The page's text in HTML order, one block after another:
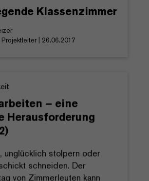
Klassenzimmer
| 26.06.2017
– eine
Herausforderung
unglücklich stolpern oder
schneiden. Der
von Zimmerleuten kann